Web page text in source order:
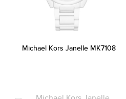
Michael Kors Janelle MK7108